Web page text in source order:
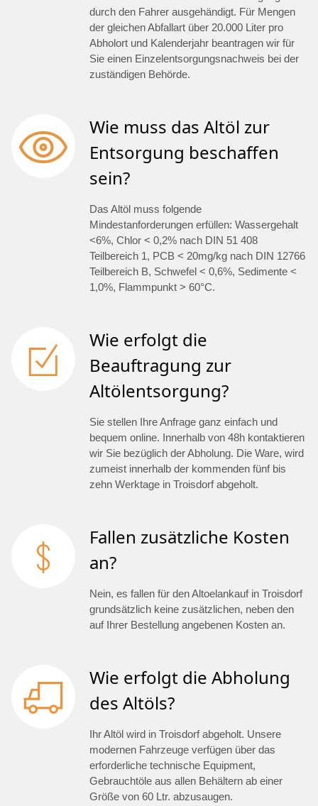
durch den Fahrer ausgehändigt. Für Mengen
der gleichen Abfallart über 20.000 Liter pro
Abholort und Kalenderjahr beantragen wir für
Sie einen Einzelentsorgungsnachweis bei der
zuständigen Behörde.
Wie muss das Altöl zur
Entsorgung beschaffen
sein?
Das Altöl muss folgende
Mindestanforderungen erfüllen: Wassergehalt
<6%, Chlor < 0,2% nach DIN 51 408
Teilbereich 1, PCB < 20mg/kg nach DIN 12766
Teilbereich B, Schwefel < 0,6%, Sedimente <
1,0%, Flammpunkt > 60°C.
Wie erfolgt die
Beauftragung zur
Altölentsorgung?
Sie stellen Ihre Anfrage ganz einfach und
bequem online. Innerhalb von 48h kontaktieren
wir Sie bezüglich der Abholung. Die Ware, wird
zumeist innerhalb der kommenden fünf bis
zehn Werktage in Troisdorf abgeholt.
Fallen zusätzliche Kosten
an?
Nein, es fallen für den Altoelankauf in Troisdorf
grundsätzlich keine zusätzlichen, neben den
auf Ihrer Bestellung angebenen Kosten an.
Wie erfolgt die Abholung
des Altöls?
Ihr Altöl wird in Troisdorf abgeholt. Unsere
modernen Fahrzeuge verfügen über das
erforderliche technische Equipment,
Gebrauchtöle aus allen Behältern ab einer
Größe von 60 Ltr. abzusaugen.